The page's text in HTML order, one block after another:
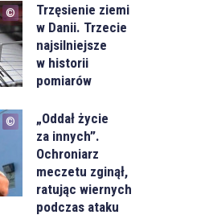
Trzęsienie ziemi
w Danii. Trzecie
najsilniejsze
w historii
pomiarów
„Oddał życie
za innych”.
Ochroniarz
meczetu zginął,
ratując wiernych
podczas ataku